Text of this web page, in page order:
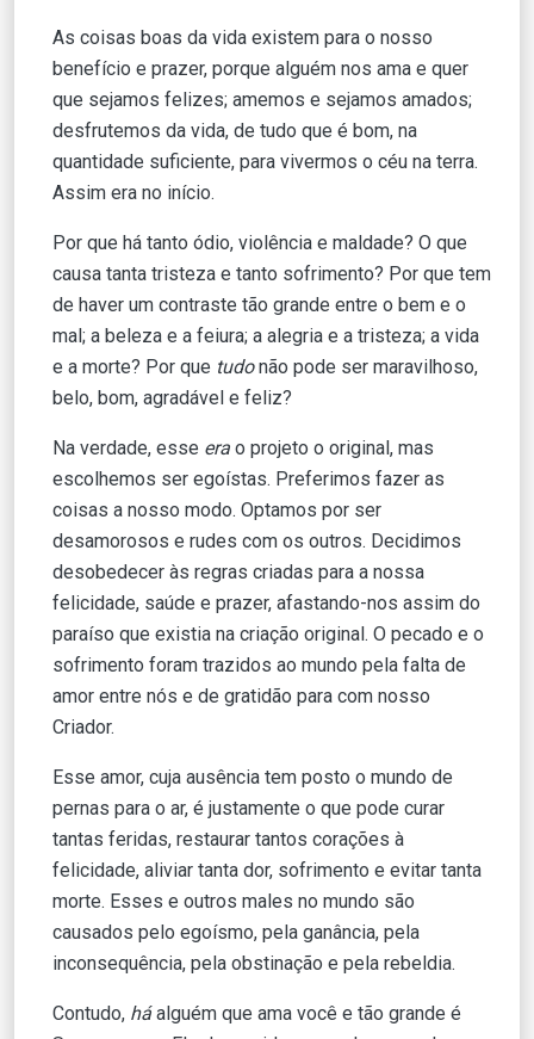
As coisas boas da vida existem para o nosso
benefício e prazer, porque alguém nos ama e quer
que sejamos felizes; amemos e sejamos amados;
desfrutemos da vida, de tudo que é bom, na
quantidade suficiente, para vivermos o céu na terra.
Assim era no início.
Por que há tanto ódio, violência e maldade? O que
causa tanta tristeza e tanto sofrimento? Por que tem
de haver um contraste tão grande entre o bem e o
mal; a beleza e a feiura; a alegria e a tristeza; a vida
e a morte? Por que tudonão pode ser maravilhoso,
belo, bom, agradável e feliz?
Na verdade, esse era o projeto o original, mas
escolhemos ser egoístas. Preferimos fazer as
coisas a nosso modo. Optamos por ser
desamorosos e rudes com os outros. Decidimos
desobedecer às regras criadas para a nossa
felicidade, saúde e prazer, afastando-nos assim do
paraíso que existia na criação original. O pecado e o
sofrimento foram trazidos ao mundo pela falta de
amor entre nós e de gratidão para com nosso
Criador.
Esse amor, cuja ausência tem posto o mundo de
pernas para o ar, é justamente o que pode curar
tantas feridas, restaurar tantos corações à
felicidade, aliviar tanta dor, sofrimento e evitar tanta
morte. Esses e outros males no mundo são
causados pelo egoísmo, pela ganância, pela
inconsequência, pela obstinação e pela rebeldia.
Contudo, háalguém que ama você e tão grande é